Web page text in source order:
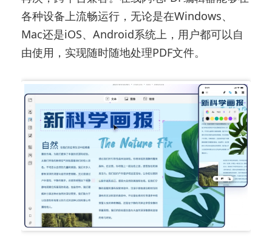
各种设备上流畅运行，无论是在Windows、
Mac还是iOS、Android系统上，用户都可以自
由使用，实现随时随地处理PDF文件。